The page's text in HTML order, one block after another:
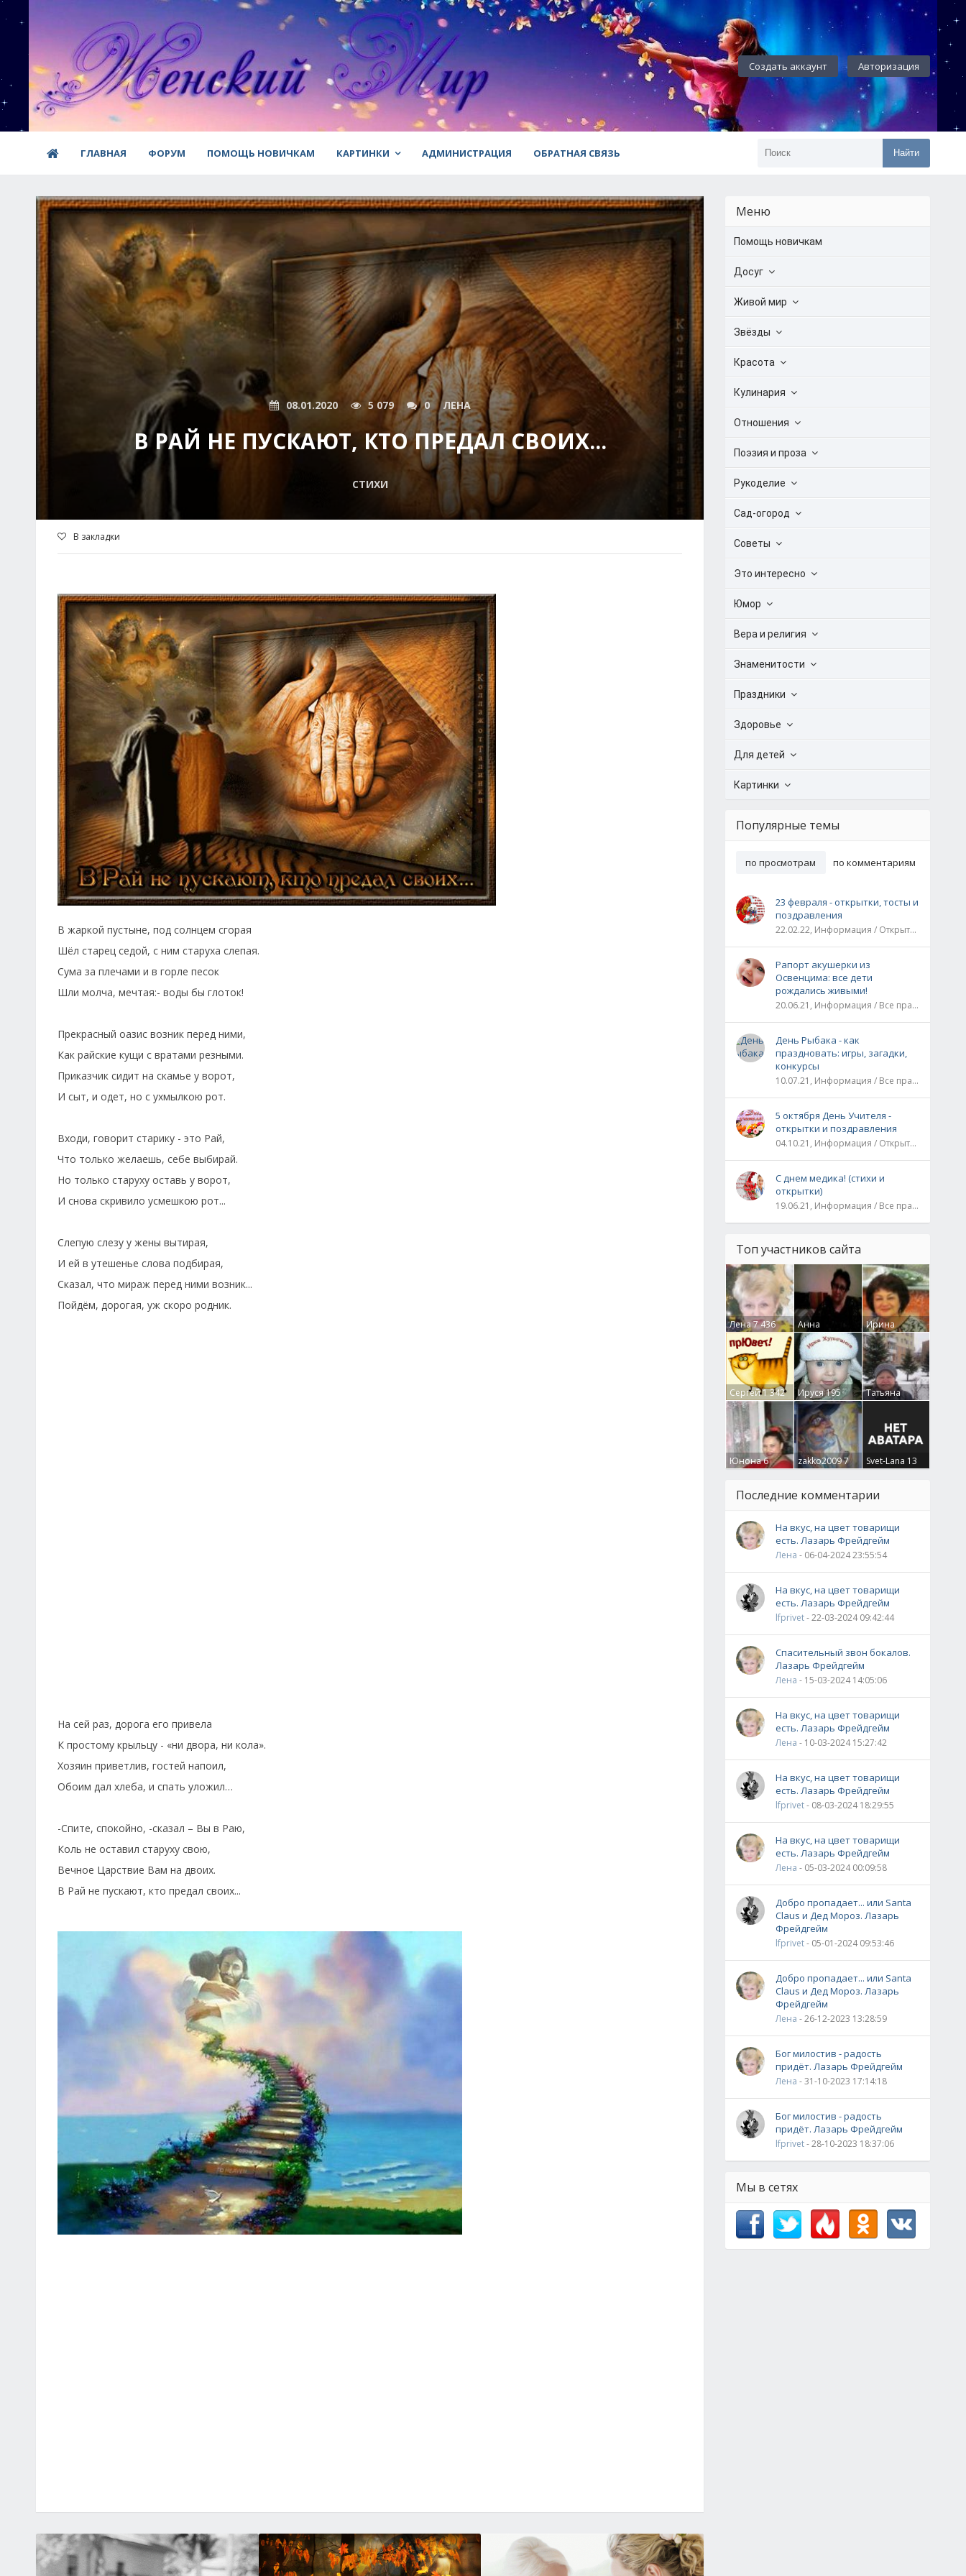
Создать аккаунт Авторизация
ГЛАВНАЯ ФОРУМ ПОМОЩЬ НОВИЧКАМ КАРТИНКИ АДМИНИСТРАЦИЯ ОБРАТНАЯ СВЯЗЬ Найти
08.01.2020 5 079 0 ЛЕНА
В РАЙ НЕ ПУСКАЮТ, КТО ПРЕДАЛ СВОИХ...
СТИХИ
В закладки
В жаркой пустыне, под солнцем сгорая
Шёл старец седой, с ним старуха слепая.
Сума за плечами и в горле песок
Шли молча, мечтая:- воды бы глоток!
Прекрасный оазис возник перед ними,
Как райские кущи с вратами резными.
Приказчик сидит на скамье у ворот,
И сыт, и одет, но с ухмылкою рот.
Входи, говорит старику - это Рай,
Что только желаешь, себе выбирай.
Но только старуху оставь у ворот,
И снова скривило усмешкою рот...
Слепую слезу у жены вытирая,
И ей в утешенье слова подбирая,
Сказал, что мираж перед ними возник...
Пойдём, дорогая, уж скоро родник.
На сей раз, дорога его привела
К простому крыльцу - «ни двора, ни кола».
Хозяин приветлив, гостей напоил,
Обоим дал хлеба, и спать уложил…
-Спите, спокойно, -сказал – Вы в Раю,
Коль не оставил старуху свою,
Вечное Царствие Вам на двоих.
В Рай не пускают, кто предал своих...
Меню
Помощь новичкам
Досуг
Живой мир
Звёзды
Красота
Кулинария
Отношения
Поэзия и проза
Рукоделие
Сад-огород
Советы
Это интересно
Юмор
Вера и религия
Знаменитости
Праздники
Здоровье
Для детей
Картинки
Популярные темы
по просмотрам по комментариям
23 февраля - открытки, тосты и
поздравления
22.02.22, Информация / Открытки / Все праздники
Рапорт акушерки из
Освенцима: все дети
рождались живыми!
20.06.21, Информация / Все праздники / Рассказы и истории
День Рыбака - как
праздновать: игры, загадки,
конкурсы
10.07.21, Информация / Все праздники
5 октября День Учителя -
открытки и поздравления
04.10.21, Информация / Открытки / Все праздники
С днем медика! (стихи и
открытки)
19.06.21, Информация / Все праздники
Топ участников сайта
Лена7 436
Анна
Гумлевая0
Ирина
Бруцкая41
Сергей1 342 Ируся195
Татьяна
Крючкова0
Юнона6 zakko20097 Svet-Lana 13
Последние комментарии
На вкус, на цвет товарищи
есть. Лазарь Фрейдгейм
Лена - 06-04-2024 23:55:54
На вкус, на цвет товарищи
есть. Лазарь Фрейдгейм
lfprivet- 22-03-2024 09:42:44
Спасительный звон бокалов.
Лазарь Фрейдгейм
Лена - 15-03-2024 14:05:06
На вкус, на цвет товарищи
есть. Лазарь Фрейдгейм
Лена - 10-03-2024 15:27:42
На вкус, на цвет товарищи
есть. Лазарь Фрейдгейм
lfprivet- 08-03-2024 18:29:55
На вкус, на цвет товарищи
есть. Лазарь Фрейдгейм
Лена - 05-03-2024 00:09:58
Добро пропадает... или Santa
Claus и Дед Мороз. Лазарь
Фрейдгейм
lfprivet- 05-01-2024 09:53:46
Добро пропадает... или Santa
Claus и Дед Мороз. Лазарь
Фрейдгейм
Лена - 26-12-2023 13:28:59
Бог милостив - радость
придёт. Лазарь Фрейдгейм
Лена - 31-10-2023 17:14:18
Бог милостив - радость
придёт. Лазарь Фрейдгейм
lfprivet- 28-10-2023 18:37:06
Мы в сетях